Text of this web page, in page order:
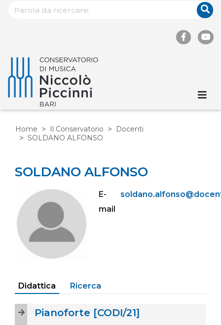
Home Il Conservatorio
Docenti
SOLDANO ALFONSO
SOLDANO ALFONSO
E-
mail
Didattica Ricerca
Pianoforte [CODI/21]